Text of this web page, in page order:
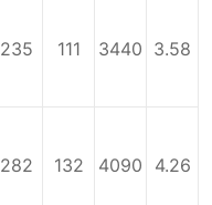
235 111 3440 3.58
282 132 4090 4.26